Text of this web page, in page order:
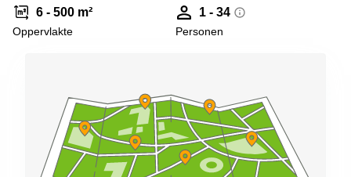
Coworking
space
Zwolle
Kantoor
Hengelo
Bedrijfsruimte
6 - 500 m²
Oppervlakte
1 - 34
Personen